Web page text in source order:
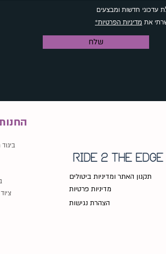
עדכוני חדשות ומבצעים
את מדיניות הפרטיות*
שלח
תקנון האתר ומדיניות ביטולים
מדיניות פרטיות
הצהרת נגישות